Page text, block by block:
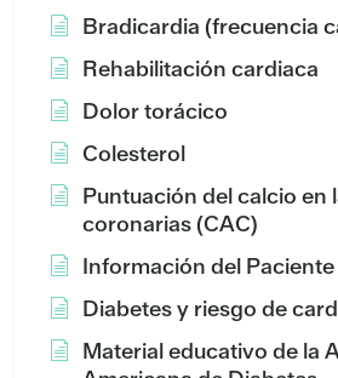
Bradicardia (frecuencia
Rehabilitación cardiaca
Dolor torácico
Colesterol
Puntuación del calcio en
coronarias (CAC)
Información del
Diabetes y riesgo de
Material educativo de la